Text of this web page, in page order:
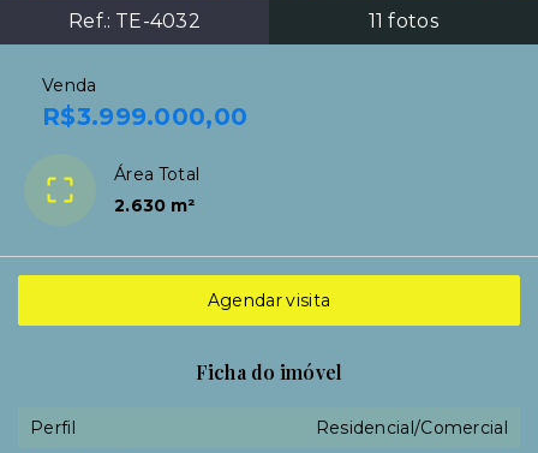
Ref.: TE-4032 11 fotos
Venda
R$3.999.000,00
Área Total
2.630 m²
Agendar visita
Ficha do imóvel
Perfil
Residencial/Comercial